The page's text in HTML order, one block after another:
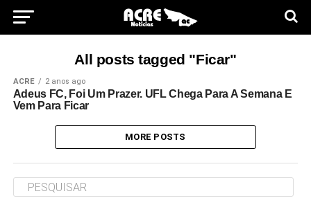
All posts tagged "Ficar"
ACRE 2 anos ago
Adeus FC, Foi Um Prazer. UFL Chega Para A Semana E
Vem Para Ficar
MORE POSTS